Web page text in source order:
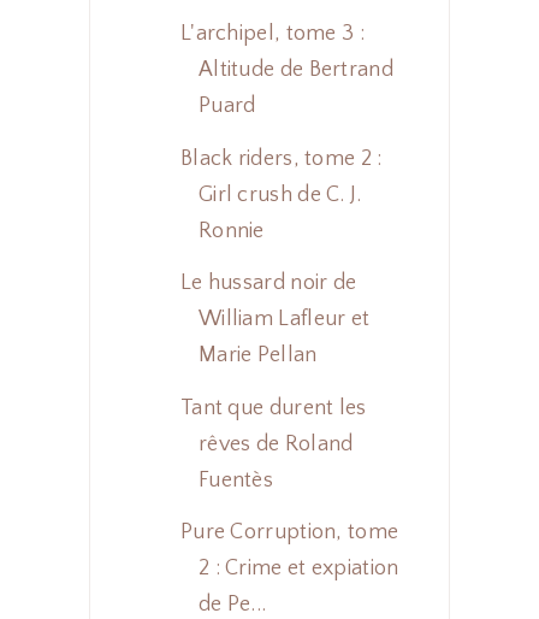
L'archipel, tome 3 :
Altitude de Bertrand
Puard
Black riders, tome 2 :
Girl crush de C. J.
Ronnie
Le hussard noir de
William Lafleur et
Marie Pellan
Tant que durent les
rêves de Roland
Fuentès
Pure Corruption, tome
2 : Crime et expiation
de Pe...